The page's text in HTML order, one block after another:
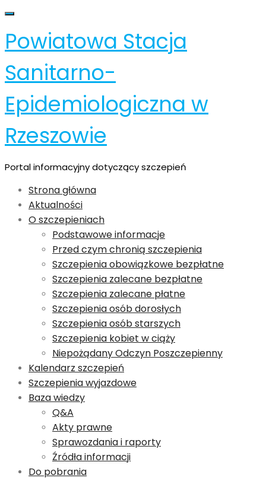
Skip
content
Toggle navigation
Powiatowa Stacja
Sanitarno-
Epidemiologiczna w
Rzeszowie
Portal informacyjny dotyczący szczepień
Strona główna
Aktualności
O szczepieniach
Podstawowe informacje
Przed czym chronią szczepienia
Szczepienia obowiązkowe bezpłatne
Szczepienia zalecane bezpłatne
Szczepienia zalecane płatne
Szczepienia osób dorosłych
Szczepienia osób starszych
Szczepienia kobiet w ciąży
Niepożądany Odczyn Poszczepienny
Kalendarz szczepień
Szczepienia wyjazdowe
Baza wiedzy
Q&A
Akty prawne
Sprawozdania i raporty
Źródła informacji
Do pobrania